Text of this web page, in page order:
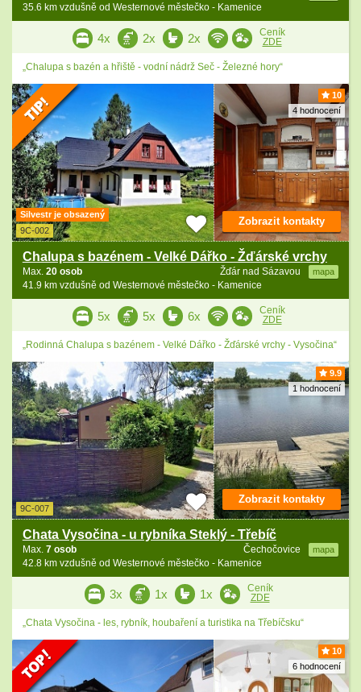
35.6 km vzdušně od Westernové městečko - Kamenice
4x 2x 2x
Ceník
ZDE
„Chalupa s bazén a hřiště - vodní nádrž Seč - Železné hory“
10
4 hodnocení
Silvestr je obsazený
9C-002
Chalupa s bazénem - Velké Dářko - Žďárské vrchy
Žďár nad Sázavou mapa
Max. 20 osob
41.9 km vzdušně od Westernové městečko - Kamenice
Zobrazit kontakty
5x 5x 6x
Ceník
ZDE
„Rodinná Chalupa s bazénem - Velké Dářko - Žďárské vrchy - Vysočina“
9.9
1 hodnocení
9C-007
Chata Vysočina - u rybníka Steklý - Třebíč
Čechočovice mapa
Max. 7 osob
42.8 km vzdušně od Westernové městečko - Kamenice
Zobrazit kontakty
3x 1x 1x
Ceník
ZDE
„Chata Vysočina - les, rybník, houbaření a turistika na Třebíčsku“
10
6 hodnocení